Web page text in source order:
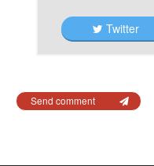
Twitter
Send comment